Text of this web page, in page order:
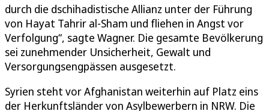
durch die dschihadistische Allianz unter der Führung
von Hayat Tahrir al-Sham und fliehen in Angst vor
Verfolgung“, sagte Wagner. Die gesamte Bevölkerung
sei zunehmender Unsicherheit, Gewalt und
Versorgungsengpässen ausgesetzt.
Syrien steht vor Afghanistan weiterhin auf Platz eins
der Herkunftsländer von Asylbewerbern in NRW. Die